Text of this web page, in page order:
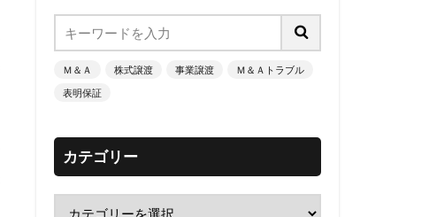
Ｍ＆Ａ 株式譲渡 事業譲渡
Ｍ＆Ａトラブル
表明保証
カテゴリー